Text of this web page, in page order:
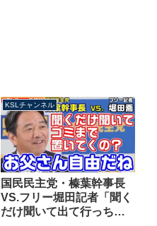
KSLチャンネル
国民民主党・榛葉幹事長
VS.フリー堀田記者「聞く
だけ聞いて出て行っちゃ